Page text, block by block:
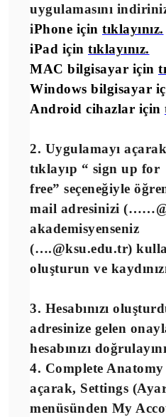
uygulamasını
iPhone için tıklayınız.
iPad için tıklayınız.
MAC bilgisayar için
Windows bilgisayar
Android cihazlar için
2. Uygulamayı
tıklayıp “ sign up for
free” seçeneğiyle
mail adresinizi
akademisyenseniz
(….@ksu.edu.tr)
oluşturun ve
3. Hesabınızı
adresinize gelen
hesabınızı
4. Complete Anatomy
açarak, Settings
menüsünden My